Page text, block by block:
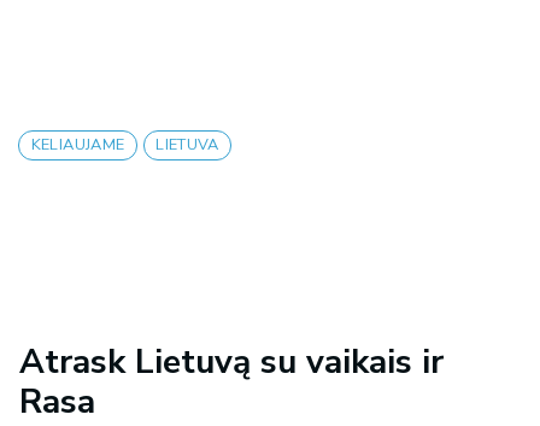
KELIAUJAME LIETUVA
Atrask Lietuvą su vaikais ir
Rasa